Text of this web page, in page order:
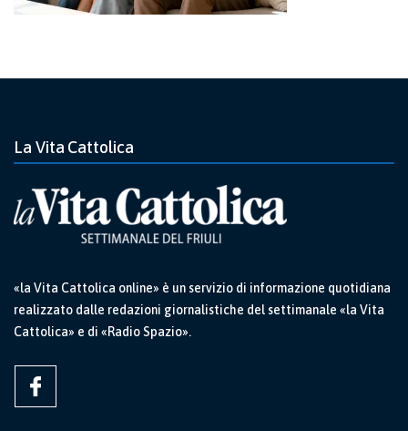
La Vita Cattolica
«la Vita Cattolica online» è un servizio di informazione quotidiana
realizzato dalle redazioni giornalistiche del settimanale «la Vita
Cattolica» e di «Radio Spazio».